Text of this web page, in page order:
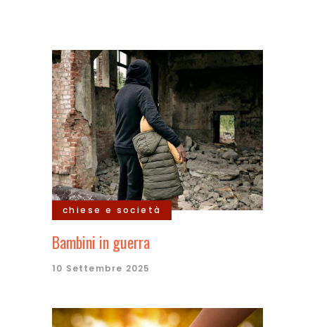
chiese e società
Bambini in guerra
10 Settembre 2025